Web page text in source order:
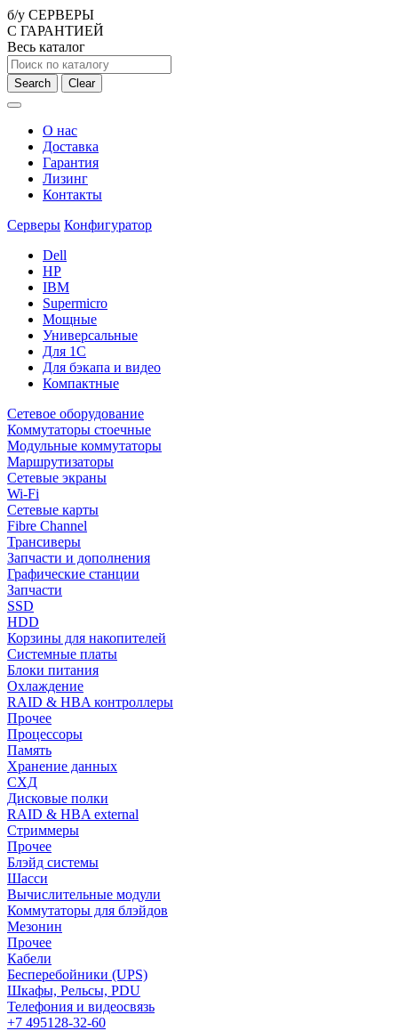
б/у СЕРВЕРЫ
С ГАРАНТИЕЙ
Весь каталог
Search Clear
О нас
Доставка
Гарантия
Лизинг
Контакты
Серверы Конфигуратор
Dell
HP
IBM
Supermicro
Мощные
Универсальные
Для 1С
Для бэкапа и видео
Компактные
Сетевое оборудование
Коммутаторы стоечные
Модульные коммутаторы
Маршрутизаторы
Сетевые экраны
Wi-Fi
Сетевые карты
Fibre Channel
Трансиверы
Запчасти и дополнения
Графические станции
Запчасти
SSD
HDD
Корзины для накопителей
Системные платы
Блоки питания
Охлаждение
RAID & HBA контроллеры
Прочее
Процессоры
Память
Хранение данных
СХД
Дисковые полки
RAID & HBA external
Стриммеры
Прочее
Блэйд системы
Шасси
Вычислительные модули
Коммутаторы для блэйдов
Мезонин
Прочее
Кабели
Бесперебойники (UPS)
Шкафы, Рельсы, PDU
Телефония и видеосвязь
+7 495128-32-60